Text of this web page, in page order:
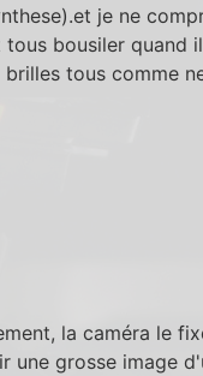
je ne
bousiler quand il
tous comme
la caméra le
une grosse image